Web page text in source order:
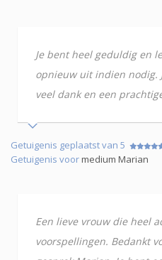
Je bent heel geduldig en
opnieuw uit indien nodig.
veel dank en een
Getuigenis geplaatst van 5
Getuigenis voormedium Marian
Een lieve vrouw die heel
voorspellingen. Bedankt